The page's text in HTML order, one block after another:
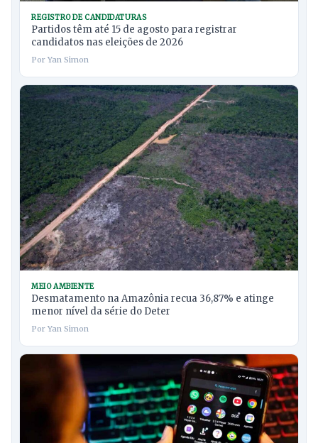
REGISTRO DE CANDIDATURAS
Partidos têm até 15 de agosto para registrar
candidatos nas eleições de 2026
Por Yan Simon
MEIO AMBIENTE
Desmatamento na Amazônia recua 36,87% e atinge
menor nível da série do Deter
Por Yan Simon